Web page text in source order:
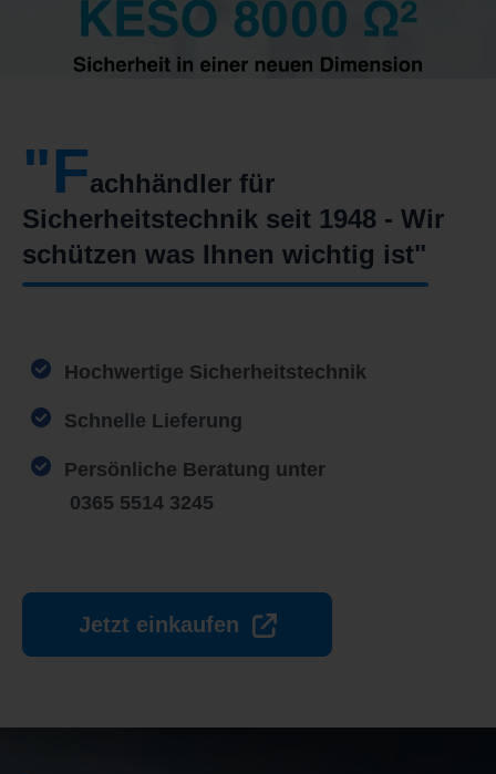
"Fachhändler für
Sicherheitstechnik seit 1948 - Wir
schützen was Ihnen wichtig ist"
Hochwertige Sicherheitstechnik
Schnelle Lieferung
Persönliche Beratung unter
0365 5514 3245
Jetzt einkaufen